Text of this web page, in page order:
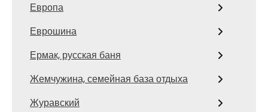
Европа
Еврошина
Ермак, русская баня
Жемчужина, семейная база отдыха
Журавский